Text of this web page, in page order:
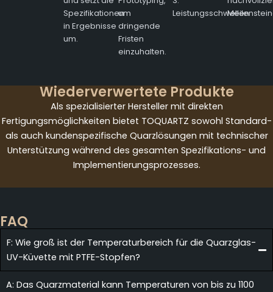
Spezifikationen
in Ergebnisse
um.
um
dringende
Fristen
einzuhalten.
Leistungsschwellen
Wiederverwertete Produkte
Als spezialisierter Hersteller mit direkten
Fertigungsmöglichkeiten bietet TOQUARTZ sowohl Standard-
als auch kundenspezifische Quarzlösungen mit technischer
Unterstützung während des gesamten Spezifikations- und
Implementierungsprozesses.
FAQ
F: Wie groß ist der Temperaturbereich für die Quarzglas-
UV-Küvette mit PTFE-Stopfen?
A: Das Quarzmaterial kann Temperaturen von bis zu 1100